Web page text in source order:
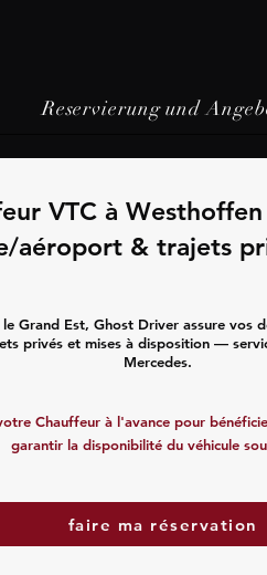
Reservierung und
VTC à
aéroport & trajets
Grand Est, Ghost Driver assure vos
privés et mises à disposition —
Mercedes.
Chauffeur à l'avance pour
garantir la disponibilité du véhicule
faire ma réservation